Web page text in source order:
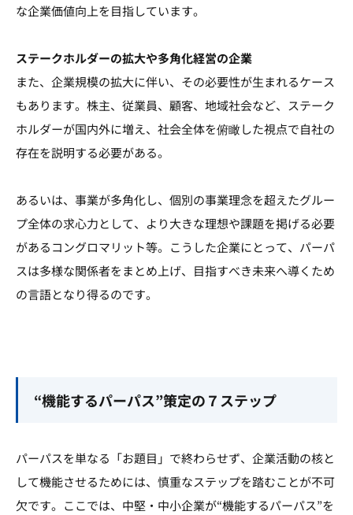
な企業価値向上を目指しています。
ステークホルダーの拡大や多角化経営の企業
また、企業規模の拡大に伴い、その必要性が生まれるケース
もあります。株主、従業員、顧客、地域社会など、ステーク
ホルダーが国内外に増え、社会全体を俯瞰した視点で自社の
存在を説明する必要がある。
あるいは、事業が多角化し、個別の事業理念を超えたグルー
プ全体の求心力として、より大きな理想や課題を掲げる必要
があるコングロマリット等。こうした企業にとって、パーパ
スは多様な関係者をまとめ上げ、目指すべき未来へ導くため
の言語となり得るのです。
“機能するパーパス”策定の７ステップ
パーパスを単なる「お題目」で終わらせず、企業活動の核と
して機能させるためには、慎重なステップを踏むことが不可
欠です。ここでは、中堅・中小企業が“機能するパーパス”を